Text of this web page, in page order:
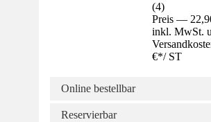
(4)
Preis —
inkl. MwSt.
€*/ ST
Online bestellbar
Reservierbar